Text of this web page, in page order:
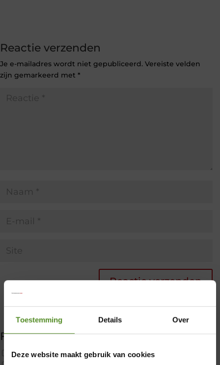
Toestemming Details Over
Deze website maakt gebruik van cookies
Reactie verzenden
Je e-mailadres wordt niet gepubliceerd. Vereiste velden
zijn gemarkeerd met *
Filter producten
Uncategorized